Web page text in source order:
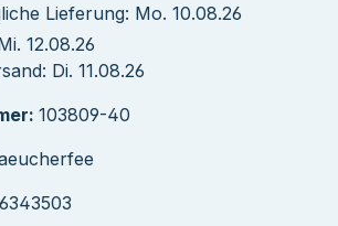
Lieferung: Mo. 10.08.26
12.08.26
Di. 11.08.26
103809-40